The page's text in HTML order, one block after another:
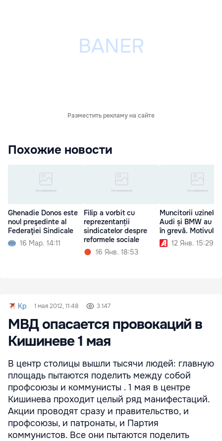
Разместить рекламу на сайте
Похожие новости
Ghenadie Donos este
noul preşedinte al
Federaţiei Sindicale
16 Мар. 14:11
Filip a vorbit cu
reprezentanții
sindicatelor despre
reformele sociale
16 Янв. 18:53
Muncitorii uzinelor
Audi și BMW au
în grevă. Motivul
12 Янв. 15:29
Kp 1 мая 2012, 11:48 3 147
МВД опасается провокаций в
Кишиневе 1 мая
В центр столицы вышли тысячи людей: главную
площадь пытаются поделить между собой
профсоюзы и коммунисты . 1 мая в центре
Кишинева проходит целый ряд манифестаций.
Акции проводят сразу и правительство, и
профсоюзы, и патронаты, и Партия
коммунистов. Все они пытаются поделить